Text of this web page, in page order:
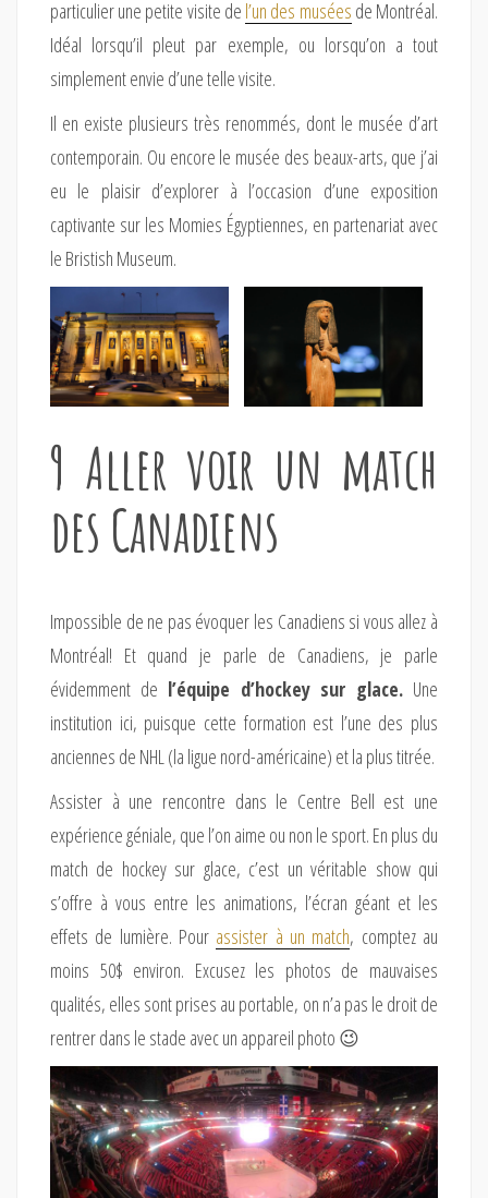
particulier une petite visite de l’un des musées de Montréal.
Idéal lorsqu’il pleut par exemple, ou lorsqu’on a tout
simplement envie d’une telle visite.
Il en existe plusieurs très renommés, dont le musée d’art
contemporain. Ou encore le musée des beaux-arts, que j’ai
eu le plaisir d’explorer à l’occasion d’une exposition
captivante sur les Momies Égyptiennes, en partenariat avec
le Bristish Museum.
9 Aller voir un match
des Canadiens
Impossible de ne pas évoquer les Canadiens si vous allez à
Montréal! Et quand je parle de Canadiens, je parle
évidemment de l’équipe d’hockey sur glace. Une
institution ici, puisque cette formation est l’une des plus
anciennes de NHL (la ligue nord-américaine) et la plus titrée.
Assister à une rencontre dans le Centre Bell est une
expérience géniale, que l’on aime ou non le sport. En plus du
match de hockey sur glace, c’est un véritable show qui
s’offre à vous entre les animations, l’écran géant et les
effets de lumière. Pour assister à un match, comptez au
moins 50$ environ. Excusez les photos de mauvaises
qualités, elles sont prises au portable, on n’a pas le droit de
rentrer dans le stade avec un appareil photo 😉